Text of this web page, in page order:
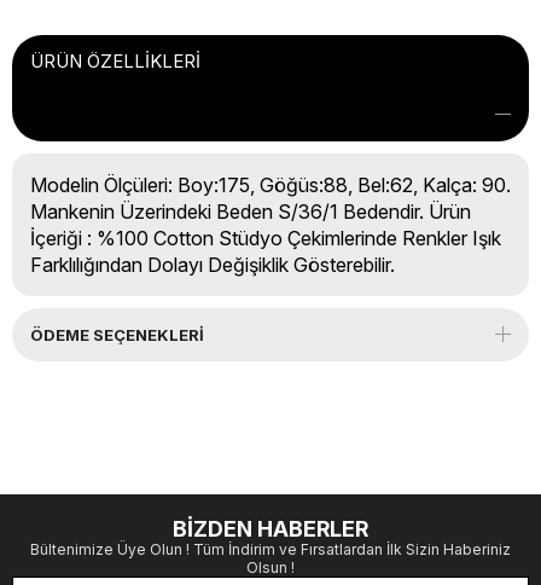
ÜRÜN ÖZELLIKLERI
Modelin Ölçüleri: Boy:175, Göğüs:88, Bel:62, Kalça: 90.
Mankenin Üzerindeki Beden S/36/1 Bedendir. Ürün
İçeriği : %100 Cotton Stüdyo Çekimlerinde Renkler Işık
Farklılığından Dolayı Değişiklik Gösterebilir.
ÖDEME SEÇENEKLERI
BİZDEN HABERLER
Bültenimize Üye Olun ! Tüm İndirim ve Fırsatlardan İlk Sizin Haberiniz
Olsun !